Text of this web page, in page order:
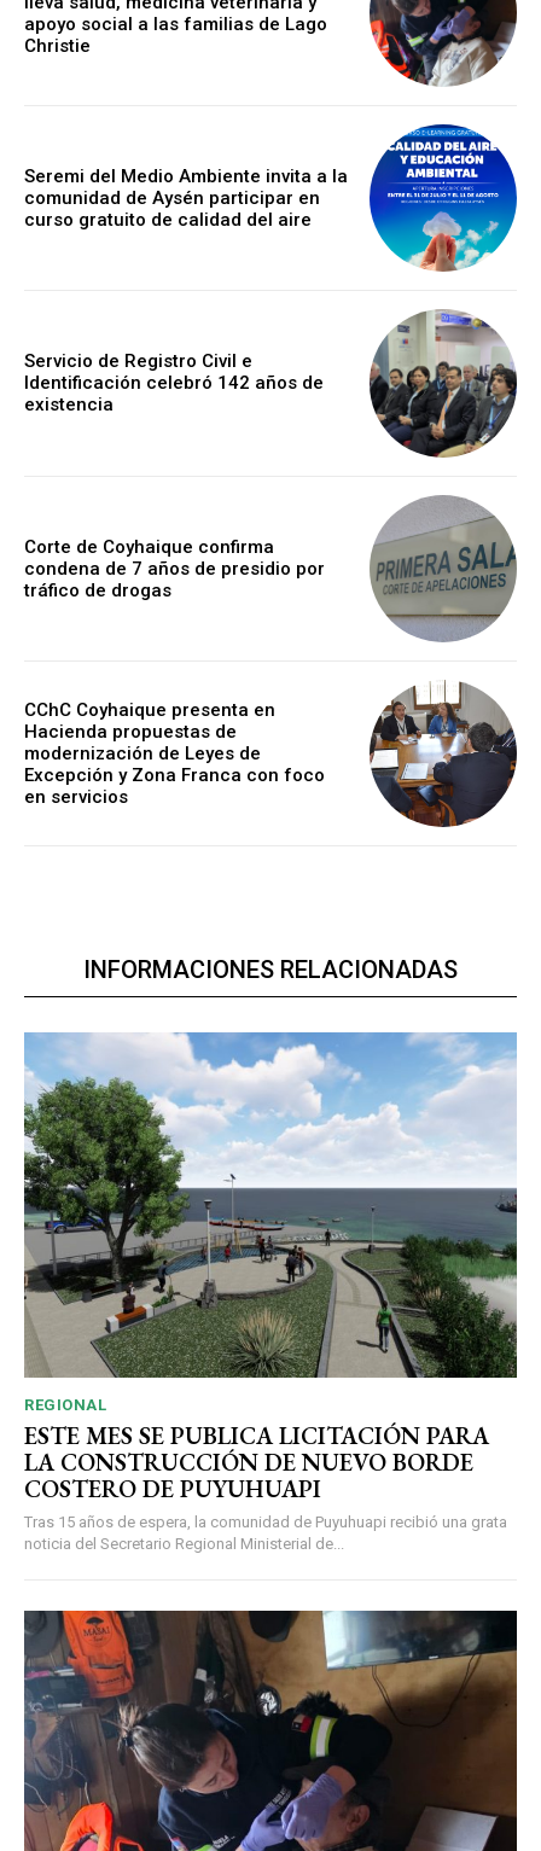
apoyo social a las familias de Lago
Christie
Seremi del Medio Ambiente invita a la
comunidad de Aysén participar en
curso gratuito de calidad del aire
Servicio de Registro Civil e
Identificación celebró 142 años de
existencia
Corte de Coyhaique confirma
condena de 7 años de presidio por
tráfico de drogas
CChC Coyhaique presenta en
Hacienda propuestas de
modernización de Leyes de
Excepción y Zona Franca con foco
en servicios
INFORMACIONES RELACIONADAS
REGIONAL
ESTE MES SE PUBLICA LICITACIÓN PARA
LA CONSTRUCCIÓN DE NUEVO BORDE
COSTERO DE PUYUHUAPI
Tras 15 años de espera, la comunidad de Puyuhuapi recibió una grata
noticia del Secretario Regional Ministerial de...